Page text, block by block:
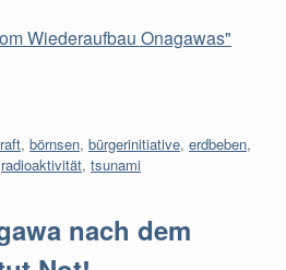
Wiederaufbau Onagawas"
, börnsen, bürgerinitiative, erdbeben,
radioaktivität, tsunami
nach dem